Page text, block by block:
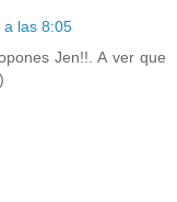
a las 8:05
Jen!!. A ver que